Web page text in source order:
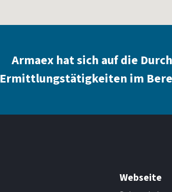
Armaex hat sich auf die
Ermittlungstätigkeiten im
Webseite